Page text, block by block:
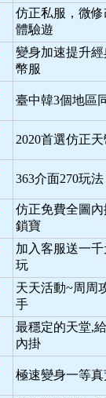
仿正私服，微
體驗遊
變身加速提升
幣服
臺中韓3個地區
2020首選仿正
363介面270玩
仿正免費全圖
鎖寶
加入客服送一
玩
天天活動~周周
手
最穩定的天堂,
內掛
極速變身一等